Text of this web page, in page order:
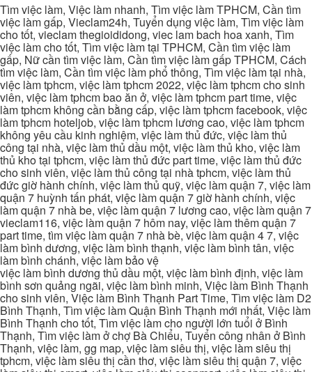
Tìm việc làm, Việc làm nhanh, Tìm việc làm TPHCM, Cần tìm
việc làm gấp, Vieclam24h, Tuyển dụng việc làm, Tìm việc làm
cho tốt, vieclam thegioididong, viec lam bach hoa xanh, Tìm
việc làm cho tốt, Tìm việc làm tại TPHCM, Cần tìm việc làm
gấp, Nữ cần tìm việc làm, Cần tìm việc làm gấp TPHCM, Cách
tìm việc làm, Cần tìm việc làm phổ thông, Tìm việc làm tại nhà,
việc làm tphcm, việc làm tphcm 2022, việc làm tphcm cho sinh
viên, việc làm tphcm bao ăn ở, việc làm tphcm part time, việc
làm tphcm không cần bằng cấp, việc làm tphcm facebook, việc
làm tphcm hoteljob, việc làm tphcm lương cao, việc làm tphcm
không yêu cầu kinh nghiệm, việc làm thủ đức, việc làm thủ
công tại nhà, việc làm thủ dầu một, việc làm thủ kho, việc làm
thủ kho tại tphcm, việc làm thủ đức part time, việc làm thủ đức
cho sinh viên, việc làm thủ công tại nhà tphcm, việc làm thủ
đức giờ hành chính, việc làm thủ quỹ, việc làm quận 7, việc làm
quận 7 huỳnh tấn phát, việc làm quận 7 giờ hành chính, việc
làm quận 7 nhà be, việc làm quận 7 lương cao, việc làm quận 7
vieclam116, việc làm quận 7 hôm nay, việc làm thêm quận 7
part time, tìm việc làm quận 7 nhà bè, việc làm quận 4 7, việc
làm bình dương, việc làm bình thạnh, việc làm bình tân, việc
làm bình chánh, việc làm bảo vệ
việc làm bình dương thủ dầu một, việc làm bình định, việc làm
bình sơn quảng ngãi, việc làm bình minh, Việc làm Bình Thạnh
cho sinh viên, Việc làm Bình Thạnh Part Time, Tìm việc làm D2
Bình Thạnh, Tìm việc làm Quận Bình Thạnh mới nhất, Việc làm
Bình Thạnh cho tốt, Tìm việc làm cho người lớn tuổi ở Bình
Thạnh, Tìm việc làm ở chợ Bà Chiểu, Tuyển công nhân ở Bình
Thạnh, việc làm, gg map, việc làm siêu thị, việc làm siêu thị
tphcm, việc làm siêu thị cần thơ, việc làm siêu thị quận 7, việc